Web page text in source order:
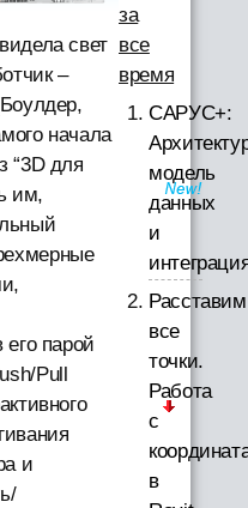
свет
–
начала
“3D для
им,
его парой
Pull
и
за
все
время
САРУС+:
модель
данных
и
Расставим
все
точки.
Работа
с
в